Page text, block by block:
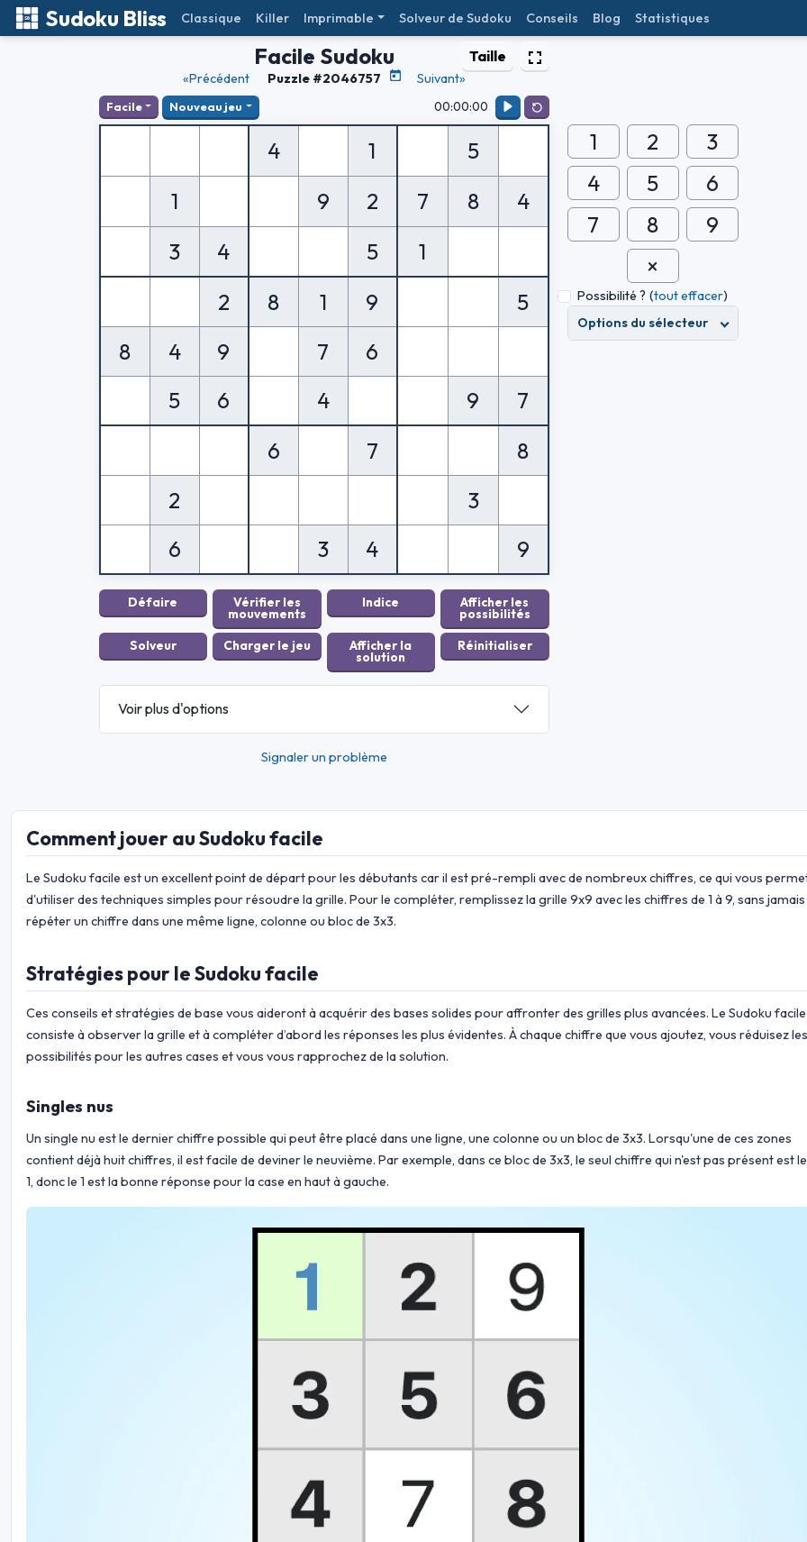
Sudoku Bliss Classique Killer Imprimable Solveur de Sudoku Conseils Blog Statistiques
Facile Sudoku Taille
«Précédent Puzzle #2046757 Suivant»
Facile Nouveau jeu 00:00:00
4 1
5
1
9 2 7 8
4
3
4 5
1
2
8 1 9
5
8
4 9 7
6
5
6 4 9
7
6
7
8
2
3
6
3 4 9
1 2
3
4
5
6
7
8 9
Possibilité ? (tout effacer)
Options du sélecteur
Voir plus d'options
Signaler un problème
Comment jouer au Sudoku facile
Le Sudoku facile est un excellent point de départ pour les débutants car il est pré-rempli avec de nombreux chiffres, ce qui vous
d'utiliser des techniques simples pour résoudre la grille. Pour le compléter, remplissez la grille 9x9 avec les chiffres de 1 à 9, sans jamais
répéter un chiffre dans une même ligne, colonne ou bloc de 3x3.
Stratégies pour le Sudoku facile
Ces conseils et stratégies de base vous aideront à acquérir des bases solides pour affronter des grilles plus avancées. Le Sudoku facile
consiste à observer la grille et à compléter d’abord les réponses les plus évidentes. À chaque chiffre que vous ajoutez, vous réduisez les
possibilités pour les autres cases et vous vous rapprochez de la solution.
Singles nus
Un single nu est le dernier chiffre possible qui peut être placé dans une ligne, une colonne ou un bloc de 3x3. Lorsqu'une de ces zones
contient déjà huit chiffres, il est facile de deviner le neuvième. Par exemple, dans ce bloc de 3x3, le seul chiffre qui n'est pas présent est le
1, donc le 1 est la bonne réponse pour la case en haut à gauche.